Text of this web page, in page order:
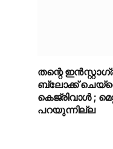
തന്റെ
ബ്ലോക്ക്
കെജ്‌രിവാൾ ;
പറയുന്നില്ല